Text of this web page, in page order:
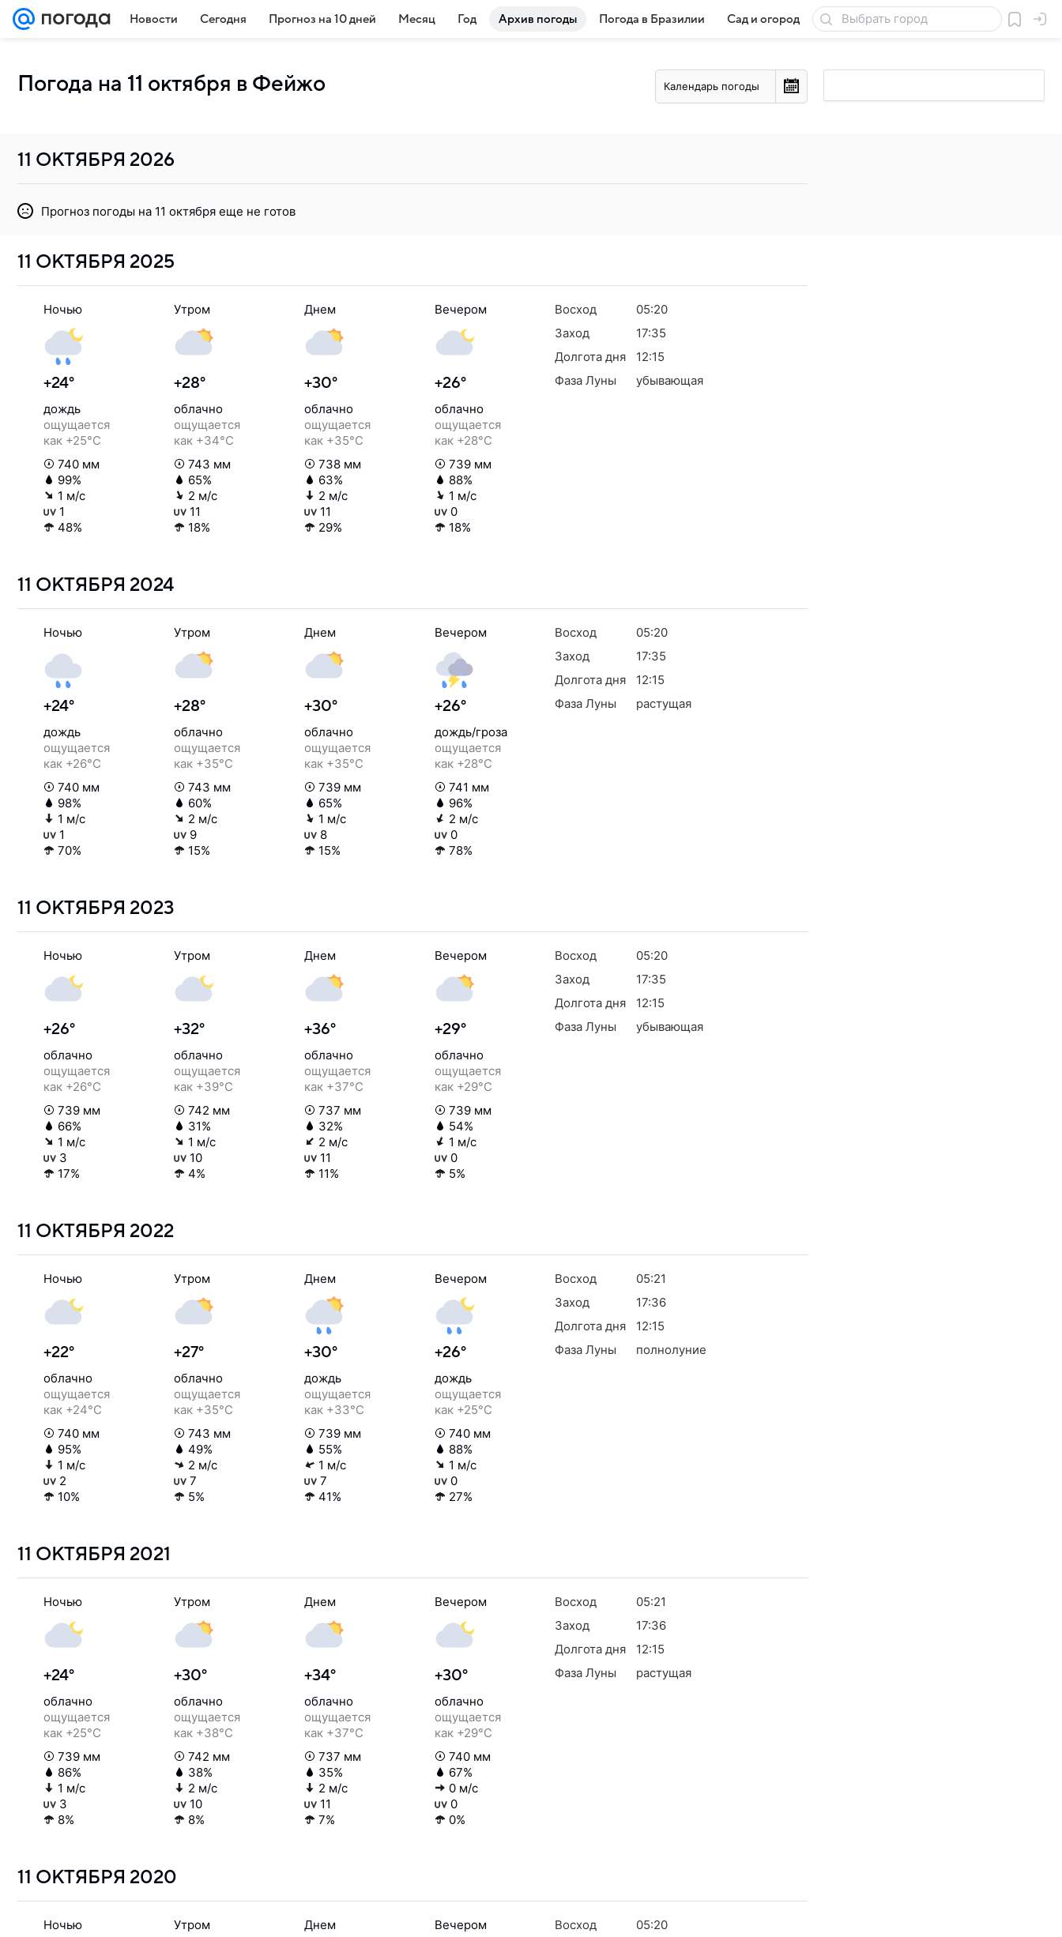
Новости Сегодня Прогноз на 10 дней Месяц Год Архив погоды Погода в Бразилии Сад и огород Товары для дачи
Погода на 11 октября в Фейжо Календарь погоды
11 ОКТЯБРЯ 2026
Прогноз погоды на 11 октября еще не готов
11 ОКТЯБРЯ 2025
Ночью
+24°
дождь
ощущается
как +25°C
740 мм
99%
1 м/с
1
48%
Утром
+28°
облачно
ощущается
как +34°C
743 мм
65%
2 м/с
11
18%
Днем
+30°
облачно
ощущается
как +35°C
738 мм
63%
2 м/с
11
29%
Вечером
+26°
облачно
ощущается
как +28°C
739 мм
88%
1 м/с
0
18%
Восход
05:20
Заход
17:35
Долгота дня
12:15
Фаза Луны
убывающая
11 ОКТЯБРЯ 2024
Ночью
+24°
дождь
ощущается
как +26°C
740 мм
98%
1 м/с
1
70%
Утром
+28°
облачно
ощущается
как +35°C
743 мм
60%
2 м/с
9
15%
Днем
+30°
облачно
ощущается
как +35°C
739 мм
65%
1 м/с
8
15%
Вечером
+26°
дождь/гроза
ощущается
как +28°C
741 мм
96%
2 м/с
0
78%
Восход
05:20
Заход
17:35
Долгота дня
12:15
Фаза Луны
растущая
11 ОКТЯБРЯ 2023
Ночью
+26°
облачно
ощущается
как +26°C
739 мм
66%
1 м/с
3
17%
Утром
+32°
облачно
ощущается
как +39°C
742 мм
31%
1 м/с
10
4%
Днем
+36°
облачно
ощущается
как +37°C
737 мм
32%
2 м/с
11
11%
Вечером
+29°
облачно
ощущается
как +29°C
739 мм
54%
1 м/с
0
5%
Восход
05:20
Заход
17:35
Долгота дня
12:15
Фаза Луны
убывающая
11 ОКТЯБРЯ 2022
Ночью
+22°
облачно
ощущается
как +24°C
740 мм
95%
1 м/с
2
10%
Утром
+27°
облачно
ощущается
как +35°C
743 мм
49%
2 м/с
7
5%
Днем
+30°
дождь
ощущается
как +33°C
739 мм
55%
1 м/с
7
41%
Вечером
+26°
дождь
ощущается
как +25°C
740 мм
88%
1 м/с
0
27%
Восход
05:21
Заход
17:36
Долгота дня
12:15
Фаза Луны
полнолуние
11 ОКТЯБРЯ 2021
Ночью
+24°
облачно
ощущается
как +25°C
739 мм
86%
1 м/с
3
8%
Утром
+30°
облачно
ощущается
как +38°C
742 мм
38%
2 м/с
10
8%
Днем
+34°
облачно
ощущается
как +37°C
737 мм
35%
2 м/с
11
7%
Вечером
+30°
облачно
ощущается
как +29°C
740 мм
67%
0 м/с
0
0%
Восход
05:21
Заход
17:36
Долгота дня
12:15
Фаза Луны
растущая
11 ОКТЯБРЯ 2020
Ночью Утром Днем Вечером Восход
05:20